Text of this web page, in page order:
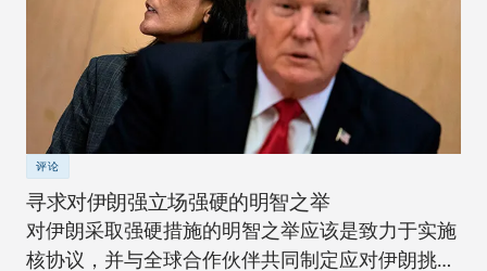
评论
寻求对伊朗强立场强硬的明智之举
对伊朗采取强硬措施的明智之举应该是致力于实施
核协议，并与全球合作伙伴共同制定应对伊朗挑战